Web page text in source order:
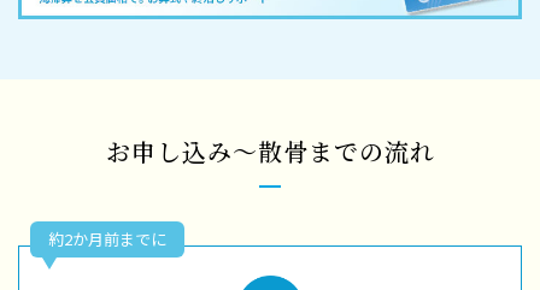
お申し込み～散骨までの流れ
約2か月前までに